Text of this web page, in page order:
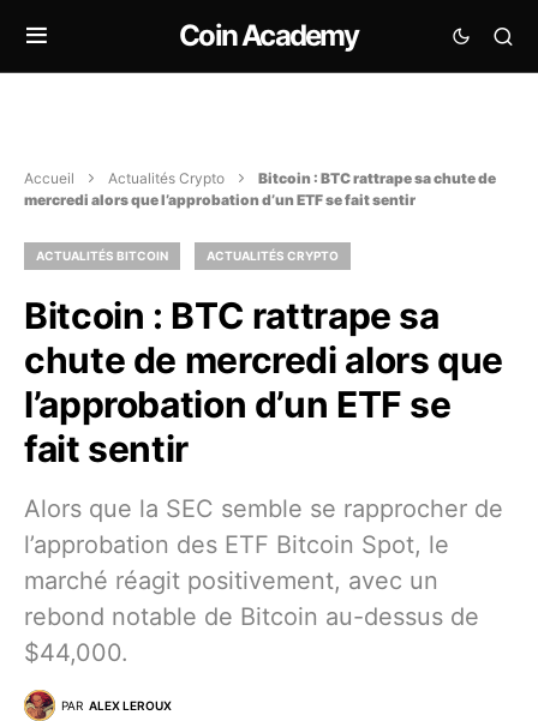
Coin Academy
Accueil Actualités Crypto
Bitcoin : BTC rattrape sa chute de
mercredi alors que l’approbation d’un ETF se fait sentir
ACTUALITÉS BITCOIN ACTUALITÉS CRYPTO
Bitcoin : BTC rattrape sa
chute de mercredi alors que
l’approbation d’un ETF se
fait sentir
Alors que la SEC semble se rapprocher de
l’approbation des ETF Bitcoin Spot, le
marché réagit positivement, avec un
rebond notable de Bitcoin au-dessus de
$44,000.
PAR ALEX LEROUX